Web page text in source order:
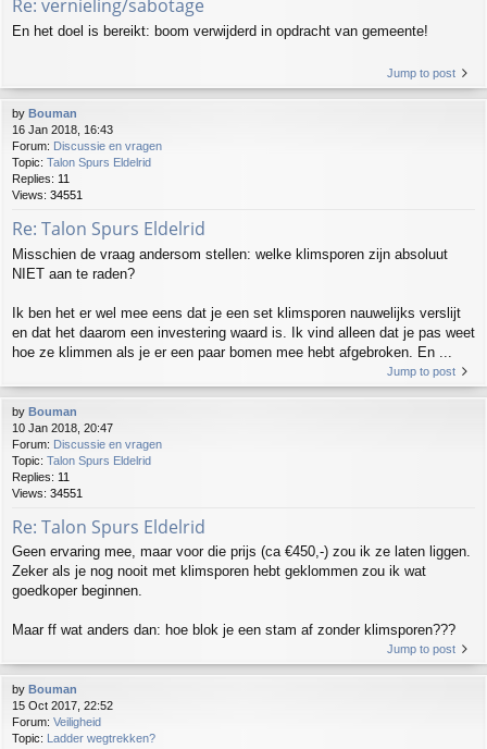
Re: vernieling/sabotage
En het doel is bereikt: boom verwijderd in opdracht van gemeente!
Jump to post
by Bouman
16 Jan 2018, 16:43
Forum: Discussie en vragen
Topic: Talon Spurs Eldelrid
Replies: 11
Views: 34551
Re: Talon Spurs Eldelrid
Misschien de vraag andersom stellen: welke klimsporen zijn absoluut
NIET aan te raden?
Ik ben het er wel mee eens dat je een set klimsporen nauwelijks verslijt
en dat het daarom een investering waard is. Ik vind alleen dat je pas weet
hoe ze klimmen als je er een paar bomen mee hebt afgebroken. En ...
Jump to post
by Bouman
10 Jan 2018, 20:47
Forum: Discussie en vragen
Topic: Talon Spurs Eldelrid
Replies: 11
Views: 34551
Re: Talon Spurs Eldelrid
Geen ervaring mee, maar voor die prijs (ca €450,-) zou ik ze laten liggen.
Zeker als je nog nooit met klimsporen hebt geklommen zou ik wat
goedkoper beginnen.
Maar ff wat anders dan: hoe blok je een stam af zonder klimsporen???
Jump to post
by Bouman
15 Oct 2017, 22:52
Forum: Veiligheid
Topic: Ladder wegtrekken?